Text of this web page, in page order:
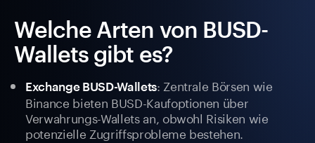
Welche Arten von BUSD-
Wallets gibt es?
Exchange BUSD-Wallets: Zentrale Börsen wie
Binance bieten BUSD-Kaufoptionen über
Verwahrungs-Wallets an, obwohl Risiken wie
potenzielle Zugriffsprobleme bestehen.